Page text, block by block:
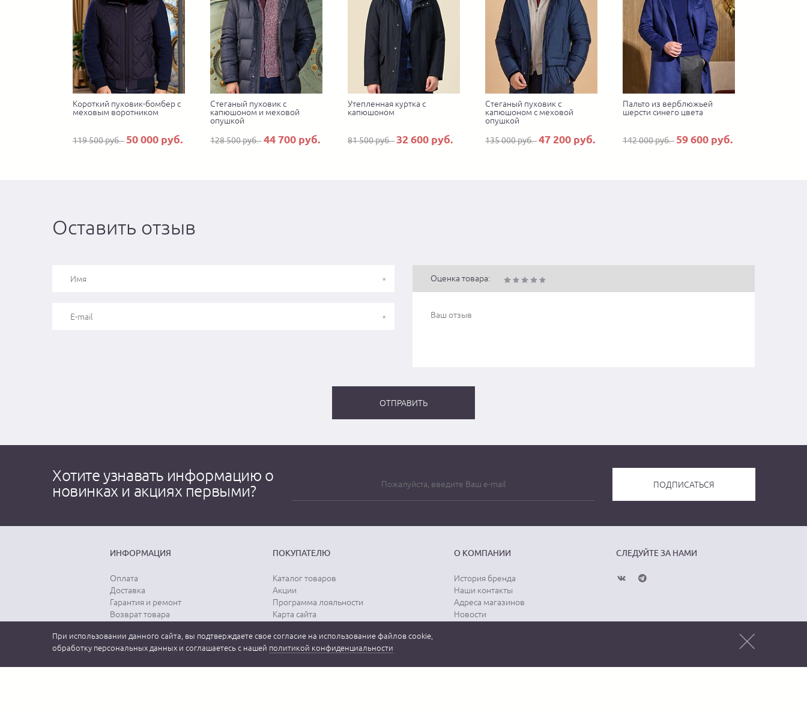
Короткий пуховик-бомбер с
меховым воротником
119 500 руб. 50 000 руб.
Стеганый пуховик с
капюшоном и меховой
опушкой
128 500 руб.44 700 руб.
Утепленная куртка с
капюшоном
81 500 руб.32 600 руб.
Cтеганый пуховик с
капюшоном с меховой
опушкой
135 000 руб.47 200 руб.
Пальто из верблюжьей
шерсти синего цвета
142 000 руб. 59 600 руб.
Оставить отзыв
Оценка товара:
Хотите узнавать информацию о
новинках и акциях первыми?
ИНФОРМАЦИЯ
Оплата
Доставка
Гарантия и ремонт
Возврат товара
Уход за одеждой
ПОКУПАТЕЛЮ
Каталог товаров
Акции
Программа лояльности
Карта сайта
Отзывы о товарах
О КОМПАНИИ
История бренда
Наши контакты
Адреса магазинов
Новости
СЛЕДУЙТЕ ЗА НАМИ
При использовании данного сайта, вы подтверждаете свое согласие на использование файлов cookie,
обработку персональных данных и соглашаетесь с нашей политикой конфиденциальности